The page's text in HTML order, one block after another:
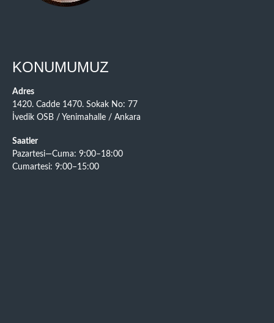
KONUMUMUZ
Adres
1420. Cadde 1470. Sokak No: 77
İvedik OSB / Yenimahalle / Ankara
Saatler
Pazartesi—Cuma: 9:00–18:00
Cumartesi: 9:00–15:00